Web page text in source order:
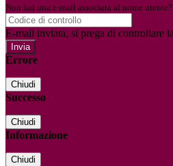
Non hai una e-mail associata al nome
E-mail inviata, si prega di controllare
Errore
Chiudi
Successo
Chiudi
Informazione
Chiudi